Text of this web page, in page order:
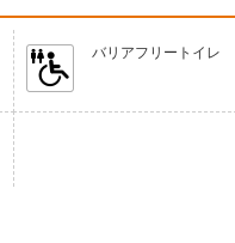
バリアフリートイレ